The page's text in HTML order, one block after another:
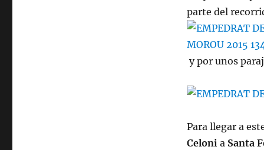
parte del
y por unos
Para llegar a
Celonia Santa